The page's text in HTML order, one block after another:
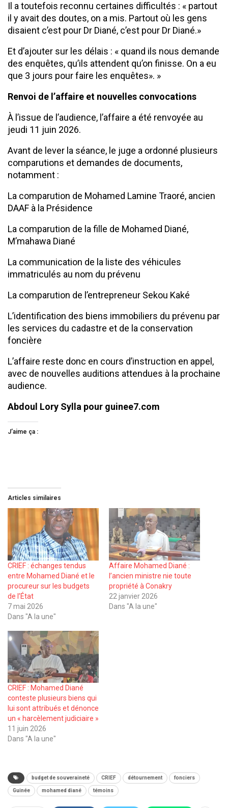
Il a toutefois reconnu certaines difficultés : « partout
il y avait des doutes, on a mis. Partout où les gens
disaient c’est pour Dr Diané, c’est pour Dr Diané.»
Et d’ajouter sur les délais : « quand ils nous demande
des enquêtes, qu’ils attendent qu’on finisse. On a eu
que 3 jours pour faire les enquêtes». »
Renvoi de l’affaire et nouvelles convocations
À l’issue de l’audience, l’affaire a été renvoyée au
jeudi 11 juin 2026.
Avant de lever la séance, le juge a ordonné plusieurs
comparutions et demandes de documents,
notamment :
La comparution de Mohamed Lamine Traoré, ancien
DAAF à la Présidence
La comparution de la fille de Mohamed Diané,
M’mahawa Diané
La communication de la liste des véhicules
immatriculés au nom du prévenu
La comparution de l’entrepreneur Sekou Kaké
L’identification des biens immobiliers du prévenu par
les services du cadastre et de la conservation
foncière
L’affaire reste donc en cours d’instruction en appel,
avec de nouvelles auditions attendues à la prochaine
audience.
Abdoul Lory Sylla pour guinee7.com
J’aime ça :
Articles similaires
CRIEF : échanges tendus
entre Mohamed Diané et le
procureur sur les budgets
de l’État
7 mai 2026
Dans "A la une"
Affaire Mohamed Diané :
l’ancien ministre nie toute
propriété à Conakry
22 janvier 2026
Dans "A la une"
CRIEF : Mohamed Diané
conteste plusieurs biens qui
lui sont attribués et dénonce
un « harcèlement judiciaire »
11 juin 2026
Dans "A la une"
budget de souveraineté CRIEF détournement fonciers
Guinée mohamed diané témoins